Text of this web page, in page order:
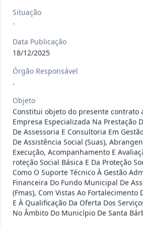
120/2026
Situação:
135/2026
Prestação
de
Serviços
mecânicas
Situação Concluído Data:07/08/2026
133/2026
Prestação
de
Credenciamento de
mecânicas
Situação
-
Data Publicação
18/12/2025
Órgão Responsável
.
Objeto
Constitui objeto do presente contrato
Empresa Especializada Na Prestação
De Assessoria E Consultoria Em
De Assistência Social (Suas),
Execução, Acompanhamento E
roteção Social Básica E Da Proteção
Como O Suporte Técnico À Gestão
Financeira Do Fundo Municipal De
(Fmas), Com Vistas Ao Fortalecimento
E À Qualificação Da Oferta Dos
No Âmbito Do Município De Santa